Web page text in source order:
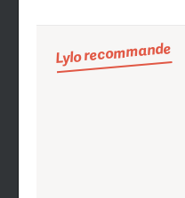
Lylo recommande